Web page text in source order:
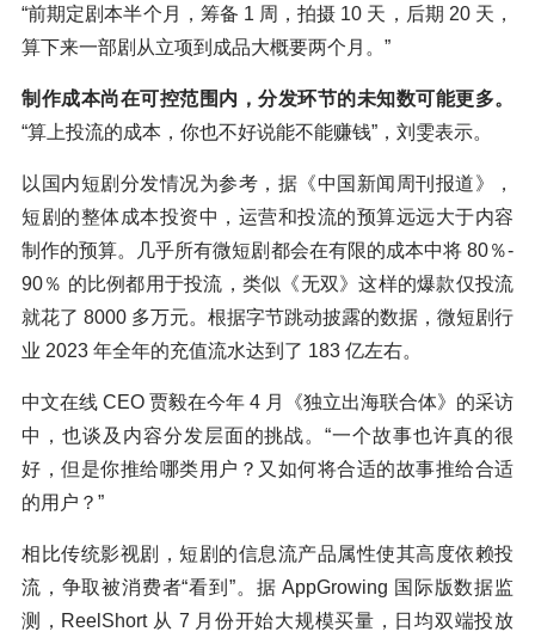
“前期定剧本半个月，筹备 1 周，拍摄 10 天，后期 20 天，
算下来一部剧从立项到成品大概要两个月。”
制作成本尚在可控范围内，分发环节的未知数可能更多。
“算上投流的成本，你也不好说能不能赚钱”，刘雯表示。
以国内短剧分发情况为参考，据《中国新闻周刊报道》，
短剧的整体成本投资中，运营和投流的预算远远大于内容
制作的预算。几乎所有微短剧都会在有限的成本中将 80％-
90％ 的比例都用于投流，类似《无双》这样的爆款仅投流
就花了 8000 多万元。根据字节跳动披露的数据，微短剧行
业 2023 年全年的充值流水达到了 183 亿左右。
中文在线 CEO 贾毅在今年 4 月《独立出海联合体》的采访
中，也谈及内容分发层面的挑战。“一个故事也许真的很
好，但是你推给哪类用户？又如何将合适的故事推给合适
的用户？”
相比传统影视剧，短剧的信息流产品属性使其高度依赖投
流，争取被消费者“看到”。据 AppGrowing 国际版数据监
测，ReelShort 从 7 月份开始大规模买量，日均双端投放